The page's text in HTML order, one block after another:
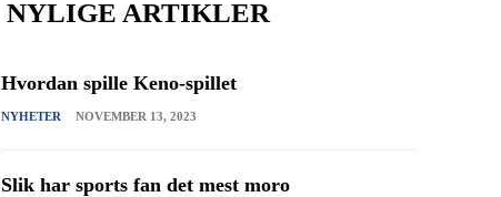
NYLIGE ARTIKLER
Hvordan spille Keno-spillet
NYHETER NOVEMBER 13, 2023
Slik har sports fan det mest moro